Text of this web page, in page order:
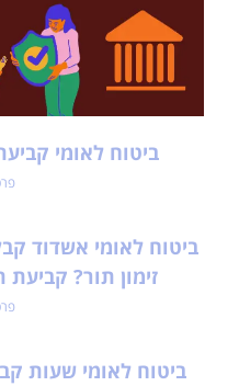
ביטוח לאומי
ביטוח לאומי אשדוד
זימון תור?
ביטוח לאומי שעות